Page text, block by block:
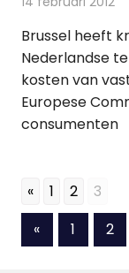
Brussel heeft
Nederlandse
kosten van
Europese
consumenten
« 1 2 3
Berichten
«Vorige
berichten
1 2